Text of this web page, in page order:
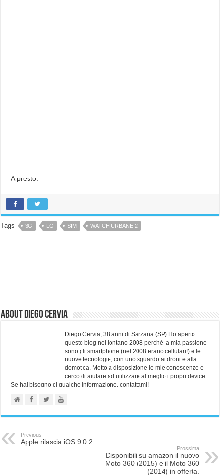
A presto.
Tags 3G LG SIM WATCH URBANE 2
About Diego Cervia
Diego Cervia, 38 anni di Sarzana (SP) Ho aperto
questo blog nel lontano 2008 perchè la mia passione
sono gli smartphone (nel 2008 erano cellulari!) e le
nuove tecnologie, con uno sguardo ai droni e alla
domotica. Metto a disposizione le mie conoscenze e
cerco di aiutare ad utilizzare al meglio i propri device.
Se hai bisogno di qualche informazione, contattami!
Previous
Apple rilascia iOS 9.0.2
Prossima
Disponibili su amazon il nuovo
Moto 360 (2015) e il Moto 360
(2014) in offerta.